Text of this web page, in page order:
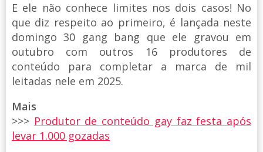
E ele não conhece limites nos dois casos! No
que diz respeito ao primeiro, é lançada neste
domingo 30 gang bang que ele gravou em
outubro com outros 16 produtores de
conteúdo para completar a marca de mil
leitadas nele em 2025.
Mais
>>> Produtor de conteúdo gay faz festa após
levar 1.000 gozadas